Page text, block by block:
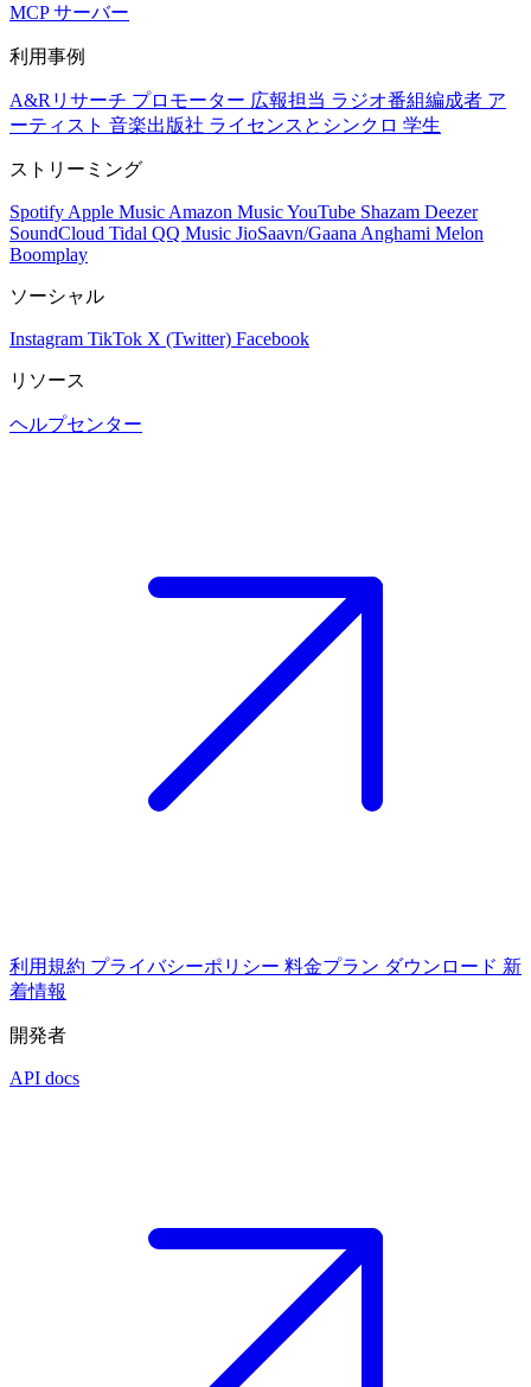
MCP サーバー
利用事例
A&Rリサーチ プロモーター 広報担当 ラジオ番組編成者 ア
ーティスト 音楽出版社 ライセンスとシンクロ 学生
ストリーミング
Spotify Apple Music Amazon MusicYouTube Shazam Deezer
SoundCloud Tidal QQ Music JioSaavn/Gaana Anghami Melon
Boomplay
ソーシャル
Instagram TikTok X (Twitter) Facebook
リソース
ヘルプセンター
利用規約 プライバシーポリシー 料金プラン ダウンロード 新
着情報
開発者
API docs